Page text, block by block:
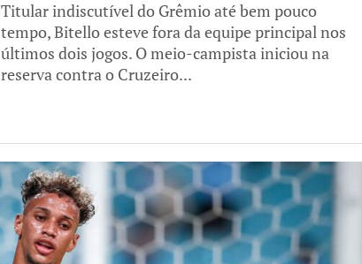
Titular indiscutível do Grêmio até bem pouco
tempo, Bitello esteve fora da equipe principal nos
últimos dois jogos. O meio-campista iniciou na
reserva contra o Cruzeiro...